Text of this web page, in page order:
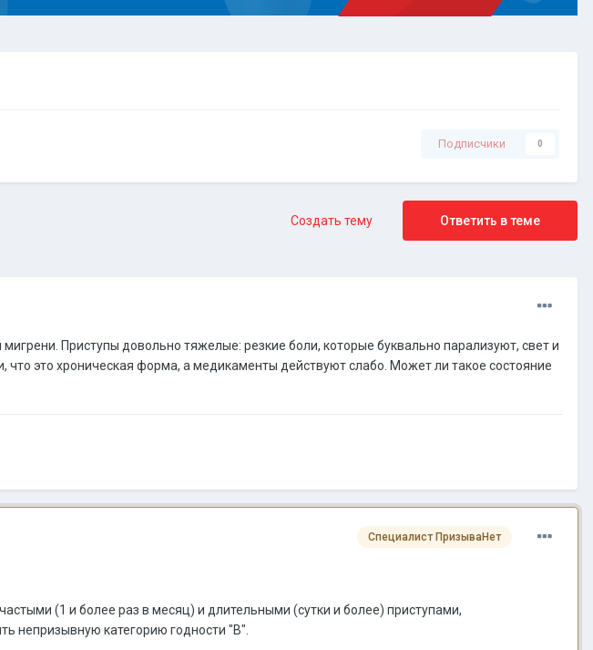
Подписчики 0
Ответить в теме
Создать тему
Приступы довольно тяжелые: резкие боли, которые буквально парализуют, свет и
это хроническая форма, а медикаменты действуют слабо. Может ли такое состояние
Специалист ПризываНет
(1 и более раз в месяц) и длительными (сутки и более) приступами,
непризывную категорию годности "В".